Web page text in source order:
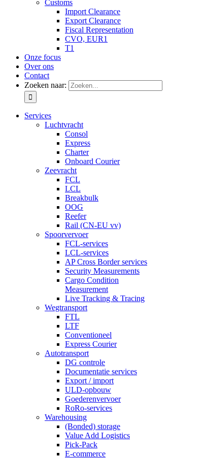
Customs
Import Clearance
Export Clearance
Fiscal Representation
CVO, EUR1
T1
Onze focus
Over ons
Contact
Zoeken naar:
Services
Luchtvracht
Consol
Express
Charter
Onboard Courier
Zeevracht
FCL
LCL
Breakbulk
OOG
Reefer
Rail (CN-EU vv)
Spoorvervoer
FCL-services
LCL-services
AP Cross Border services
Security Measurements
Cargo Condition
Measurement
Live Tracking & Tracing
Wegtransport
FTL
LTF
Conventioneel
Express Courier
Autotransport
DG controle
Documentatie services
Export / import
ULD-opbouw
Goederenvervoer
RoRo-services
Warehousing
(Bonded) storage
Value Add Logistics
Pick-Pack
E-commerce